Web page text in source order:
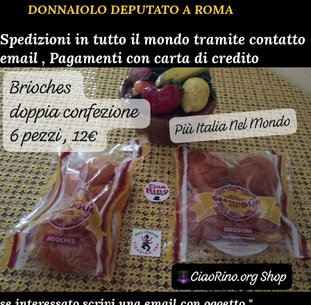
DONNAIOLO DEPUTATO A ROMA
Spedizioni in tutto il mondo tramite contatto
email , Pagamenti con carta di credito